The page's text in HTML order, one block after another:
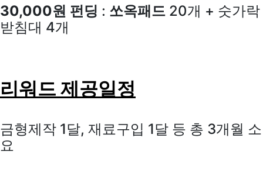
30,000원 펀딩 : 쏘옥패드 20개 + 숫가락
받침대 4개
리워드 제공일정
금형제작 1달, 재료구입 1달 등 총 3개월 소
요